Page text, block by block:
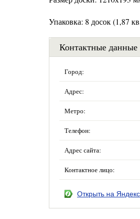
Упаковка: 8 досок (1,87
Контактные данные
Город:
Адрес:
Метро:
Телефон:
Адрес сайта:
Контактное лицо:
Открыть на